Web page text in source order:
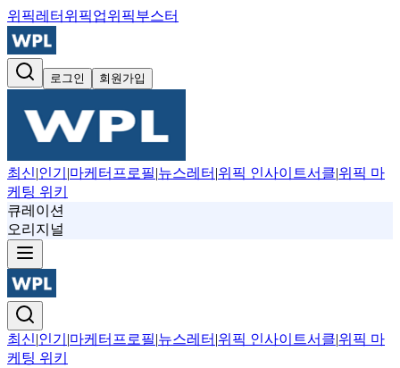
위픽레터 위픽업위픽부스터
로그인 회원가입
최신|인기 |마케터프로필|뉴스레터 |위픽 인사이트서클|위픽 마
케팅 위키
큐레이션
오리지널
최신|인기 |마케터프로필|뉴스레터 |위픽 인사이트서클|위픽 마
케팅 위키